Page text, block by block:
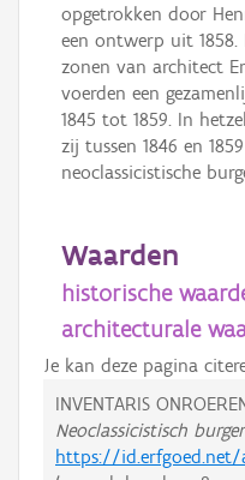
opgetrokken door
een ontwerp uit 1858.
zonen van architect
voerden een
1845 tot 1859. In
zij tussen 1846 en
neoclassicistische
Waarden
historische
architecturale
Je kan deze pagina
INVENTARIS
Neoclassicistisch
https://id.erfgoed.net/